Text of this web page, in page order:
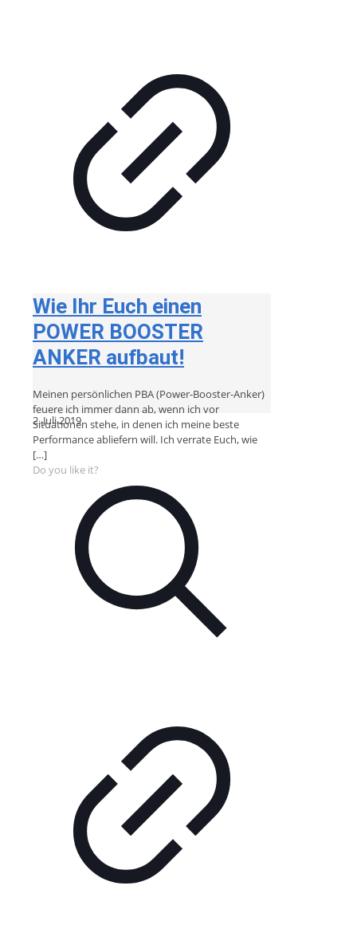
Wie Ihr Euch einen
POWER BOOSTER
ANKER aufbaut!
Meinen persönlichen PBA (Power-Booster-Anker)
feuere ich immer dann ab, wenn ich vor
Situationen stehe, in denen ich meine beste
Performance abliefern will. Ich verrate Euch, wie
[…]
Do you like it?
2. Juli 2019